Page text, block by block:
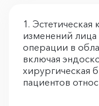
1.
изменений
операции в
включая
хирургическая
пациентов